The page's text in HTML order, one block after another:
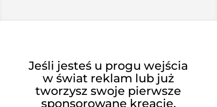
Jeśli jesteś u progu wejścia
w świat reklam lub już
tworzysz swoje pierwsze
sponsorowane kreacje,